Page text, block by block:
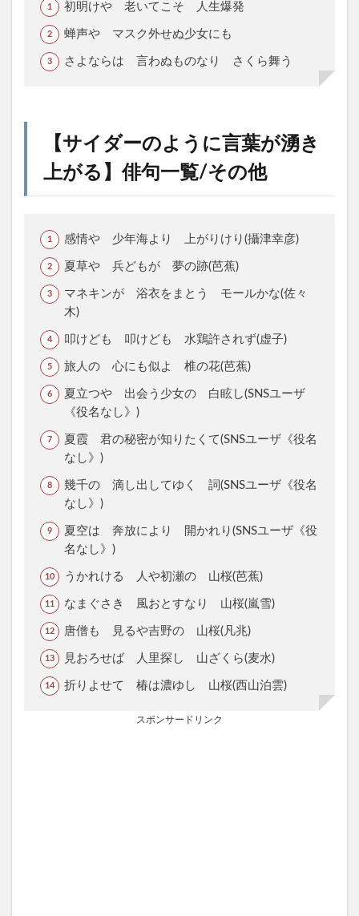
初明けや 老いてこそ 人生爆発
蝉声や マスク外せぬ少女にも
さよならは 言わぬものなり さくら舞う
【サイダーのように言葉が湧き
上がる 】俳句一覧/その他
感情や 少年海より 上がりけり(攝津幸彦)
夏草や 兵どもが 夢の跡(芭蕉)
マネキンが 浴衣をまとう モールかな(佐々
木)
叩けども 叩けども 水鶏許されず(虚子)
旅人の 心にも似よ 椎の花(芭蕉)
夏立つや 出会う少女の 白眩し(SNSユーザ
《役名なし》)
夏霞 君の秘密が知りたくて(SNSユーザ《役名
なし》)
幾千の 滴し出してゆく 詞(SNSユーザ《役名
なし》)
夏空は 奔放により 開かれり(SNSユーザ《役
名なし》)
うかれける 人や初瀬の 山桜(芭蕉)
なまぐさき 風おとすなり 山桜(嵐雪)
唐僧も 見るや吉野の 山桜(凡兆)
見おろせば 人里探し 山ざくら(麦水)
折りよせて 椿は濃ゆし 山桜(西山泊雲)
スポンサードリンク